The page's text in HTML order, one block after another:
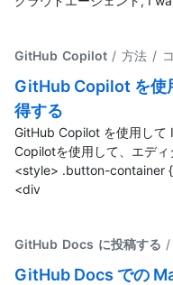
GitHub Copilot / 方法 /
GitHub Copilot を使
得する
GitHub Copilot を使用して
Copilotを使用して、エディ
<style> .button-container
<div
GitHub Docs に投稿する /
GitHub Docs での